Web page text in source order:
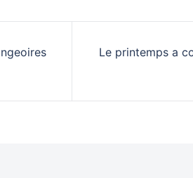
Le printemps a